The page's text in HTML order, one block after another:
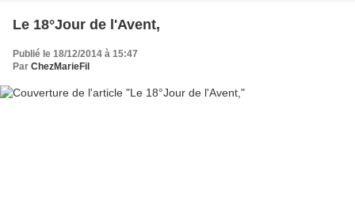
Le 18°Jour de l'Avent,
Publié le 18/12/2014 à 15:47
Par ChezMarieFil